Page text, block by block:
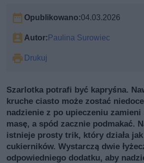
Opublikowano:04.03.2026
Autor:Paulina Surowiec
Drukuj
Szarlotka potrafi być kapryśna.
kruche ciasto może zostać
nadzienie z po upieczeniu zamieni
masę, a spód zacznie podmakać.
istnieje prosty trik, który działa
cukierników. Wystarczą dwie
odpowiedniego dodatku, aby